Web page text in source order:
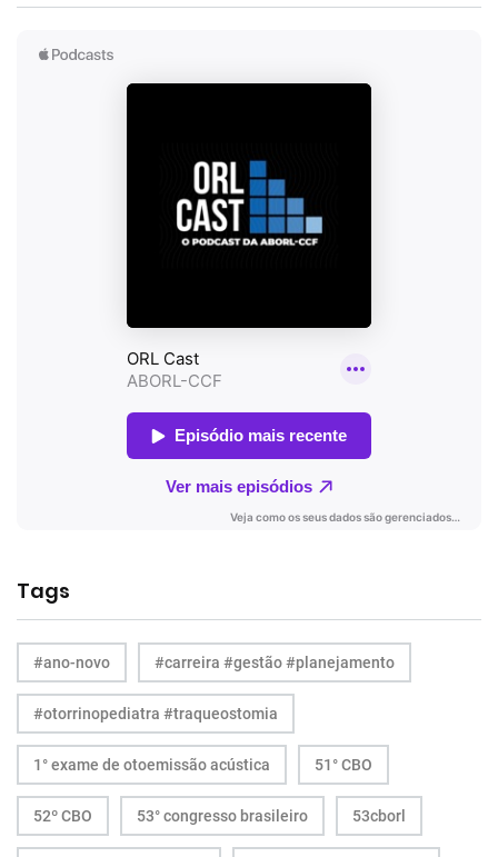
Tags
#ano-novo #carreira #gestão #planejamento
#otorrinopediatra #traqueostomia
1° exame de otoemissão acústica 51° CBO
52º CBO 53° congresso brasileiro 53cborl